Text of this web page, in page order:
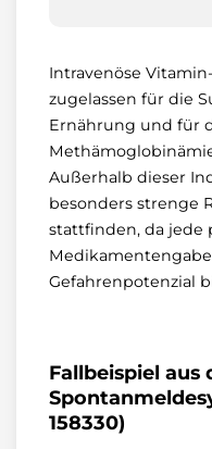
Intravenöse
zugelassen für die
Ernährung und für
Außerhalb dieser
besonders strenge
stattfinden, da jede
Gefahrenpotenzial
Fallbeispiel aus
158330)